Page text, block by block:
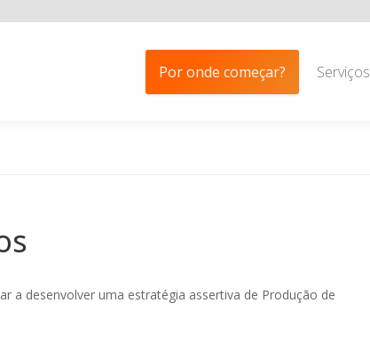
Por onde começar? Serviços
a desenvolver uma estratégia assertiva de Produção de